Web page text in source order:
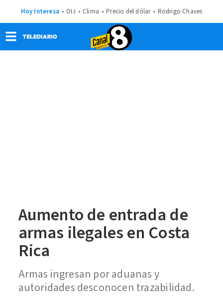
Hoy Interesa OIJ Clima Precio del dólar Rodrigo Chaves
Aumento de entrada de
armas ilegales en Costa
Rica
Armas ingresan por aduanas y
autoridades desconocen trazabilidad.